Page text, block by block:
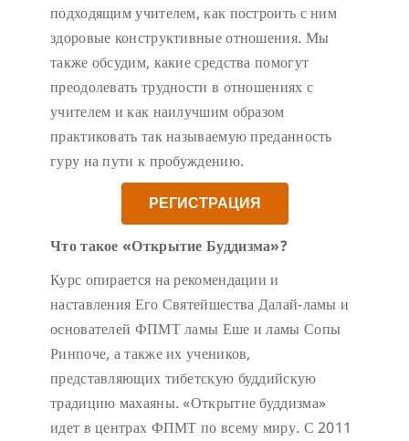
подходящим учителем, как построить с ним
здоровые конструктивные отношения. Мы
также обсудим, какие средства помогут
преодолевать трудности в отношениях с
учителем и как наилучшим образом
практиковать так называемую преданность
гуру на пути к пробуждению.
РЕГИСТРАЦИЯ
Что такое «Открытие Буддизма»?
Курс опирается на рекомендации и
наставления Его Святейшества Далай-ламы и
основателей ФПМТ ламы Еше и ламы Сопы
Ринпоче, а также их учеников,
представляющих тибетскую буддийскую
традицию махаяны. «Открытие буддизма»
идет в центрах ФПМТ по всему миру. С 2011